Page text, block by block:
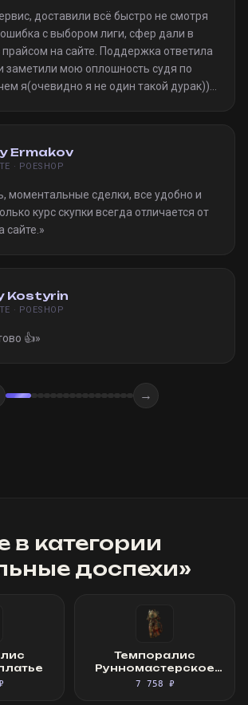
доставили всё быстро не смотря
с выбором лиги, сфер дали в
прайсом на сайте. Поддержка ответила
заметили мою оплошность судя по
я(очевидно я не один такой дурак)).
Ermakov
· POESHOP
моментальные сделки, все удобно и
курс скупки всегда отличается от
сайте. »
Kostyrin
· POESHOP
👍»
→
в категории
доспехи»
Темпоралис
Рунномастерское
Шёлковое платье
7 758 ₽